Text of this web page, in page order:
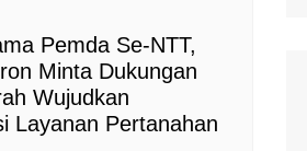
Pemda Se-NTT,
Minta Dukungan
Wujudkan
Layanan Pertanahan